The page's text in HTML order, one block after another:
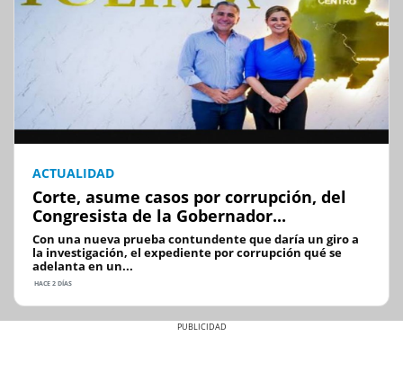
ACTUALIDAD
Corte, asume casos por corrupción, del
Congresista de la Gobernador...
Con una nueva prueba contundente que daría un giro a
la investigación, el expediente por corrupción qué se
adelanta en un...
HACE 2 DÍAS